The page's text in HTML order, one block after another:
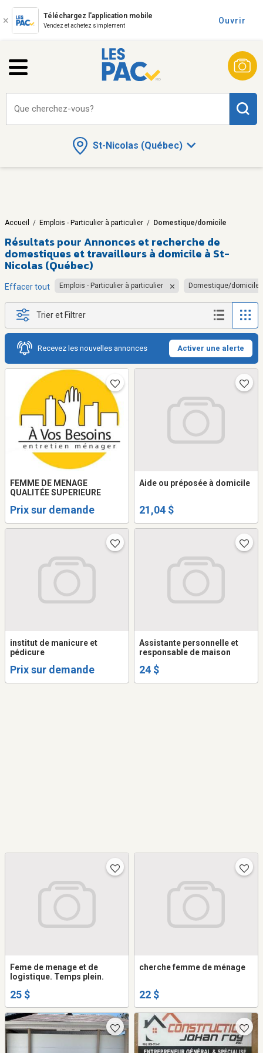
Téléchargez l'application mobile
Vendez et achetez simplement
Ouvrir
St-Nicolas (Québec)
Que cherchez-vous?
Accueil / Emplois - Particulier à particulier / Domestique/domicile
Résultats pourAnnonces et recherche de
domestiques et travailleurs à domicile à St-
Nicolas (Québec)
Effacer tout Emplois - Particulier à particulier Domestique/domicile
Trier et Filtrer
Recevez les nouvelles annonces Activer une alerte
FEMME DE MENAGE
QUALITÉE SUPERIEURE
Prix sur demande
Aide ou préposée à domicile
21,04 $
institut de manicure et
pédicure
Prix sur demande
Assistante personnelle et
responsable de maison
24 $
Feme de menage et de
logistique. Temps plein.
25 $
cherche femme de ménage
22 $